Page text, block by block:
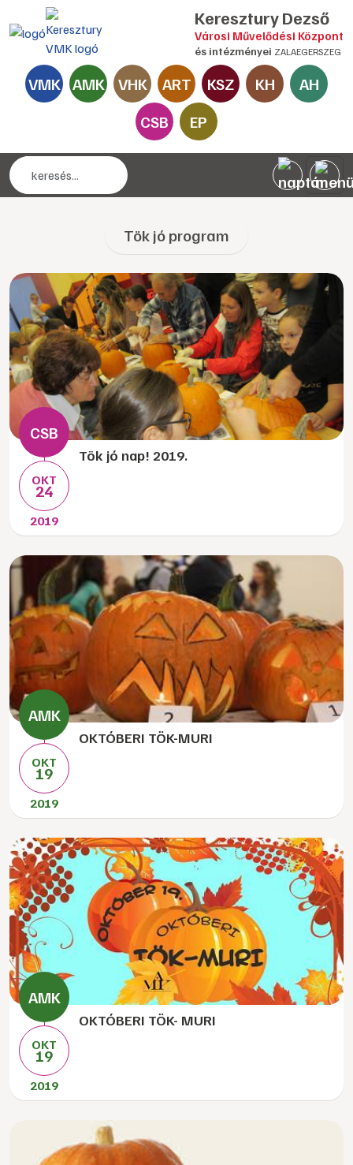
Keresztury Dezső
Városi Művelődési Központ
és intézményei ZALAEGERSZEG
VMK AMK VHK ART KSZ KH
AH
CSB
EP
Tök jó program
OKT
24
2019
Tök jó nap! 2019.
OKT
19
2019
OKTÓBERI TÖK-MURI
OKT
19
2019
OKTÓBERI TÖK- MURI